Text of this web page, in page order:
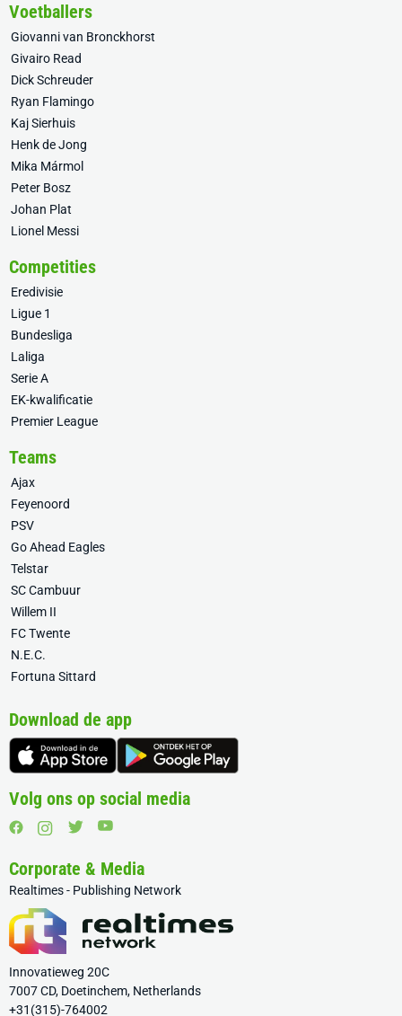
Voetballers
Giovanni van Bronckhorst
Givairo Read
Dick Schreuder
Ryan Flamingo
Kaj Sierhuis
Henk de Jong
Mika Mármol
Peter Bosz
Johan Plat
Lionel Messi
Competities
Eredivisie
Ligue 1
Bundesliga
Laliga
Serie A
EK-kwalificatie
Premier League
Teams
Ajax
Feyenoord
PSV
Go Ahead Eagles
Telstar
SC Cambuur
Willem II
FC Twente
N.E.C.
Fortuna Sittard
Download de app
Volg ons op social media
Corporate & Media
Realtimes - Publishing Network
Innovatieweg 20C
7007 CD, Doetinchem, Netherlands
+31(315)-764002